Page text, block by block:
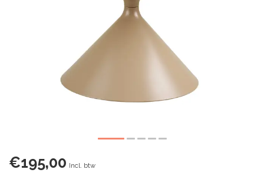
€195,00 Incl. btw